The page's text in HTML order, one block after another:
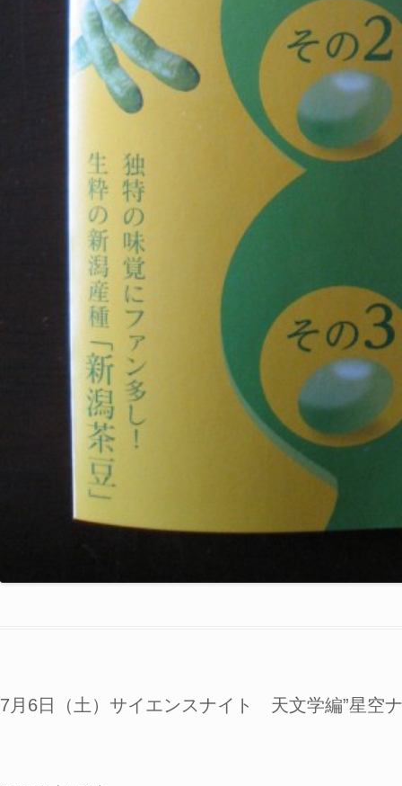
7月6日（土）サイエンスナイト 天文学編”星空